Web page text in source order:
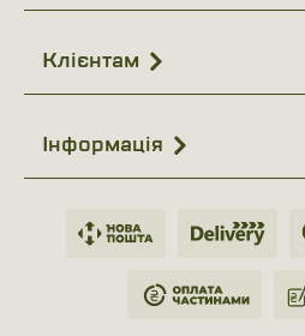
Клієнтам
Інформація